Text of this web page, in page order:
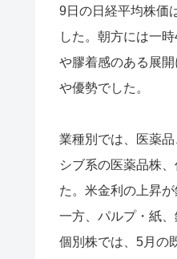
9日の日経平均株価
した。朝方には一
や膠着感のある展
や優勢でした。
業種別では、医薬
シブ系の医薬品株
た。米金利の上昇
一方、パルプ・紙
個別株では、5月の